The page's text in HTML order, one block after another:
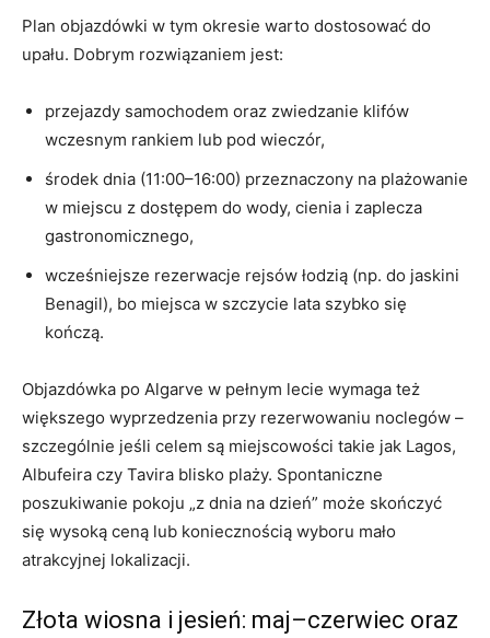
Plan objazdówki w tym okresie warto dostosować do
upału. Dobrym rozwiązaniem jest:
przejazdy samochodem oraz zwiedzanie klifów
wczesnym rankiem lub pod wieczór,
środek dnia (11:00–16:00) przeznaczony na plażowanie
w miejscu z dostępem do wody, cienia i zaplecza
gastronomicznego,
wcześniejsze rezerwacje rejsów łodzią (np. do jaskini
Benagil), bo miejsca w szczycie lata szybko się
kończą.
Objazdówka po Algarve w pełnym lecie wymaga też
większego wyprzedzenia przy rezerwowaniu noclegów –
szczególnie jeśli celem są miejscowości takie jak Lagos,
Albufeira czy Tavira blisko plaży. Spontaniczne
poszukiwanie pokoju „z dnia na dzień” może skończyć
się wysoką ceną lub koniecznością wyboru mało
atrakcyjnej lokalizacji.
Złota wiosna i jesień: maj–czerwiec oraz